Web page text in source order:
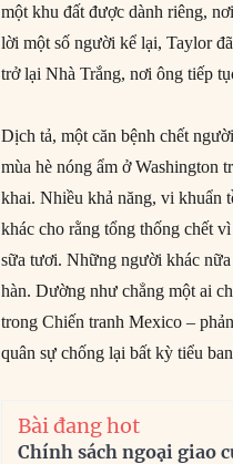
một khu đất được dành riêng,
lời một số người kể lại, Taylor
trở lại Nhà Trắng, nơi ông tiếp
Dịch tả, một căn bệnh chết
mùa hè nóng ẩm ở Washington
khai. Nhiều khả năng, vi khuẩn
khác cho rằng tổng thống chết
sữa tươi. Những người khác
hàn. Dường như chẳng một ai
trong Chiến tranh Mexico –
quân sự chống lại bất kỳ tiểu
Bài đang hot
Chính sách ngoại giao